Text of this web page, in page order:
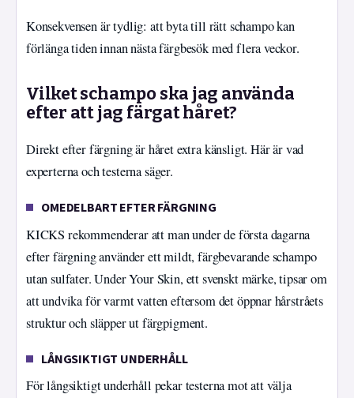
Konsekvensen är tydlig: att byta till rätt schampo kan
förlänga tiden innan nästa färgbesök med flera veckor.
Vilket schampo ska jag använda
efter att jag färgat håret?
Direkt efter färgning är håret extra känsligt. Här är vad
experterna och testerna säger.
OMEDELBART EFTER FÄRGNING
KICKS rekommenderar att man under de första dagarna
efter färgning använder ett mildt, färgbevarande schampo
utan sulfater. Under Your Skin, ett svenskt märke, tipsar om
att undvika för varmt vatten eftersom det öppnar hårstråets
struktur och släpper ut färgpigment.
LÅNGSIKTIGT UNDERHÅLL
För långsiktigt underhåll pekar testerna mot att välja